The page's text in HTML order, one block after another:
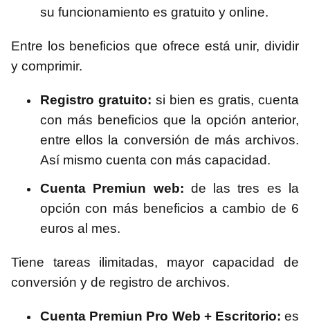
su funcionamiento es gratuito y online.
Entre los beneficios que ofrece está unir, dividir
y comprimir.
Registro gratuito: si bien es gratis, cuenta
con más beneficios que la opción anterior,
entre ellos la conversión de más archivos.
Así mismo cuenta con más capacidad.
Cuenta Premiun web: de las tres es la
opción con más beneficios a cambio de 6
euros al mes.
Tiene tareas ilimitadas, mayor capacidad de
conversión y de registro de archivos.
Cuenta Premiun Pro Web + Escritorio: es